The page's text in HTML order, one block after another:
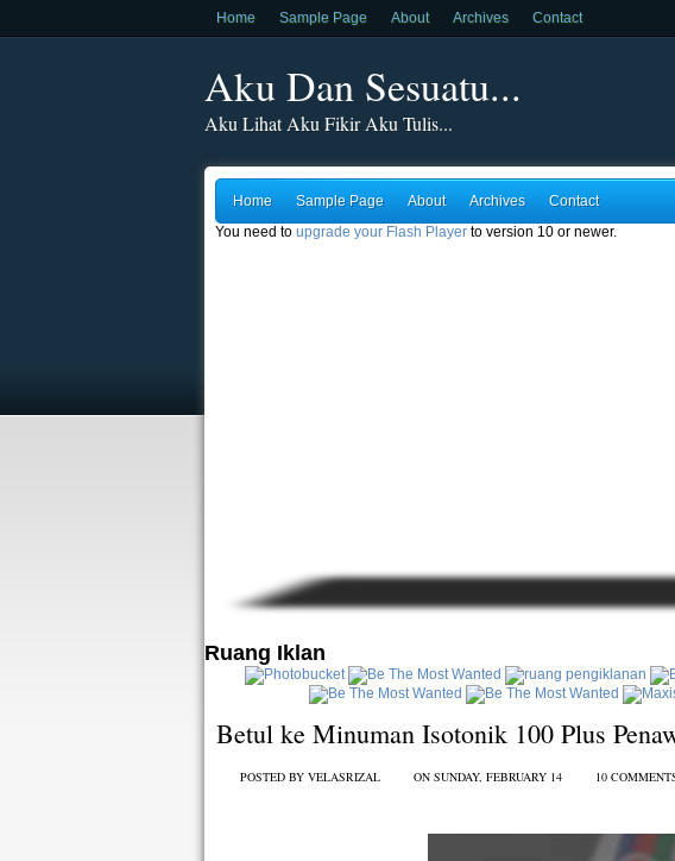
Home Sample Page About Archives Contact
Aku Dan Sesuatu...
Aku Lihat Aku Fikir Aku Tulis...
Home Sample Page About Archives
Contact
You need to upgrade your Flash Player to version 10 or newer.
Ruang Iklan
Betul ke Minuman Isotonik 100 Plus
POSTED BY VELASRIZAL ON SUNDAY, FEBRUARY 14 10